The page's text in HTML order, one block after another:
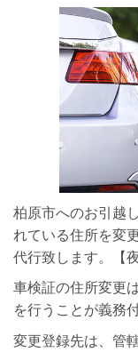
柏原市へのお引越
れている住所を変
代行致します。【
車検証の住所変更
を行うことが義務
変更登録先は、管